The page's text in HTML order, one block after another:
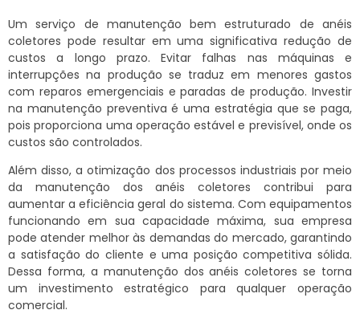
Um serviço de manutenção bem estruturado de anéis
coletores pode resultar em uma significativa redução de
custos a longo prazo. Evitar falhas nas máquinas e
interrupções na produção se traduz em menores gastos
com reparos emergenciais e paradas de produção. Investir
na manutenção preventiva é uma estratégia que se paga,
pois proporciona uma operação estável e previsível, onde os
custos são controlados.
Além disso, a otimização dos processos industriais por meio
da manutenção dos anéis coletores contribui para
aumentar a eficiência geral do sistema. Com equipamentos
funcionando em sua capacidade máxima, sua empresa
pode atender melhor às demandas do mercado, garantindo
a satisfação do cliente e uma posição competitiva sólida.
Dessa forma, a manutenção dos anéis coletores se torna
um investimento estratégico para qualquer operação
comercial.